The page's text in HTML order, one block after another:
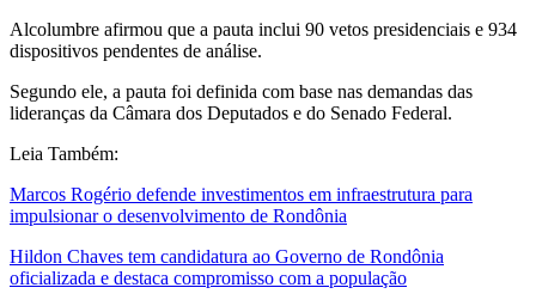
Alcolumbre afirmou que a pauta inclui 90 vetos presidenciais e 934
dispositivos pendentes de análise.
Segundo ele, a pauta foi definida com base nas demandas das
lideranças da Câmara dos Deputados e do Senado Federal.
Leia Também:
Marcos Rogério defende investimentos em infraestrutura para
impulsionar o desenvolvimento de Rondônia
Hildon Chaves tem candidatura ao Governo de Rondônia
oficializada e destaca compromisso com a população